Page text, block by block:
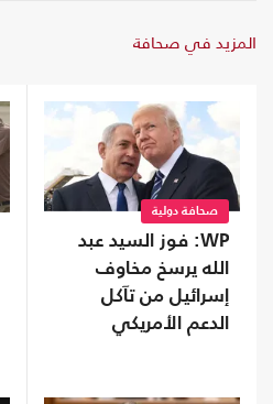
المزيد في صحافة
صحافة دولية
WP: فوز السيد عبد
الله يرسخ مخاوف
إسرائيل من تآكل
الدعم الأمريكي